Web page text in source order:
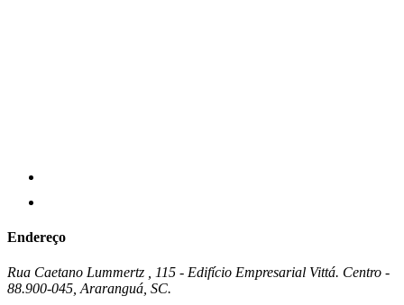
Endereço
Rua Caetano Lummertz , 115 - Edifício Empresarial Vittá. Centro -
88.900-045, Araranguá, SC.